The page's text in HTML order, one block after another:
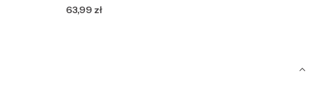
Cena
63,99 zł